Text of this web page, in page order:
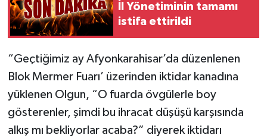
İl Yönetiminin tamamı
istifa ettirildi
“Geçtiğimiz ay Afyonkarahisar’da düzenlenen
Blok Mermer Fuarı’ üzerinden iktidar kanadına
yüklenen Olgun, “O fuarda övgülerle boy
gösterenler, şimdi bu ihracat düşüşü karşısında
alkış mı bekliyorlar acaba?” diyerek iktidarı